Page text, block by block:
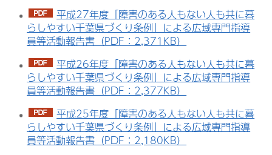
平成27年度「障害のある人もない人も共に暮
らしやすい千葉県づくり条例」による広域専門指導
員等活動報告書（PDF：2,371KB）
平成26年度「障害のある人もない人も共に暮
らしやすい千葉県づくり条例」による広域専門指導
員等活動報告書（PDF：2,377KB）
平成25年度「障害のある人もない人も共に暮
らしやすい千葉県づくり条例」による広域専門指導
員等活動報告書（PDF：2,180KB）